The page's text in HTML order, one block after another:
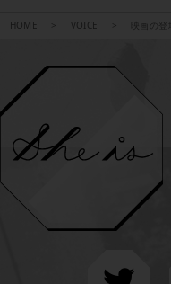
HOME VOICE 映画の登